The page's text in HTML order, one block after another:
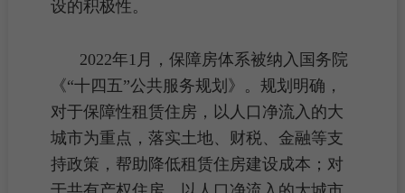
设的积极性。
2022年1月，保障房体系被纳入国务院
《“十四五”公共服务规划》。规划明确，
对于保障性租赁住房 ，以人口净流入的大
城市为重点，落实土地、财税、金融等支
持政策，帮助降低租赁住房建设成本；对